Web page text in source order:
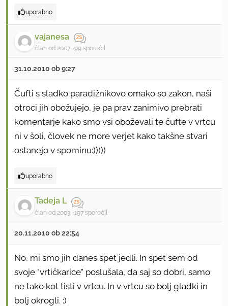
uporabno
vajanesa
član od 2007 99 sporočil
31.10.2010 ob 9:27
Čufti s sladko paradižnikovo omako so zakon, naši
otroci jih obožujejo, je pa prav zanimivo prebrati
komentarje kako smo vsi oboževali te čufte v vrtcu
ni v šoli, človek ne more verjet kako takšne stvari
ostanejo v spominu:)))))
uporabno
Tadeja L
član od 2003 197 sporočil
20.11.2010 ob 22:54
No, mi smo jih danes spet jedli. In spet sem od
svoje "vrtičkarice" poslušala, da saj so dobri, samo
ne tako kot tisti v vrtcu. In v vrtcu so bolj gladki in
bolj okrogli. :)